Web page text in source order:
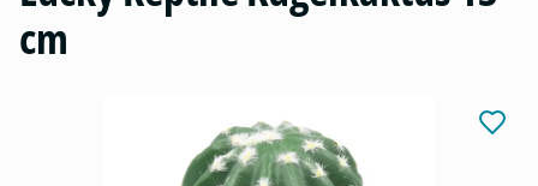
cm